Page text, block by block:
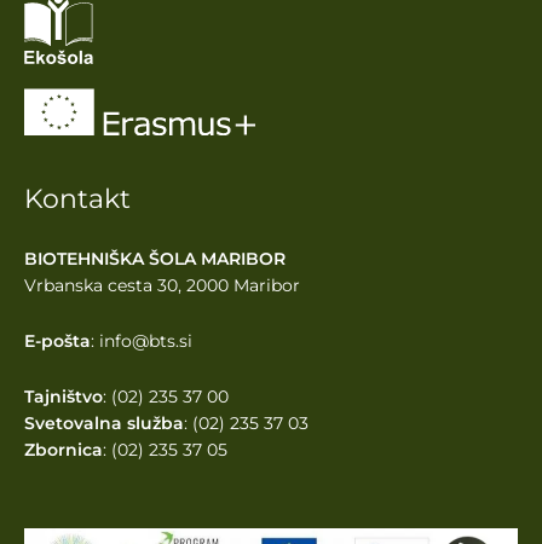
Kontakt
BIOTEHNIŠKA ŠOLA MARIBOR
Vrbanska cesta 30, 2000 Maribor
E-pošta: info@bts.si
Tajništvo: (02) 235 37 00
Svetovalna služba: (02) 235 37 03
Zbornica: (02) 235 37 05